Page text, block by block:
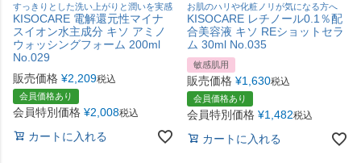
すっきりとした洗い上がりと潤いを実感
KISOCARE 電解還元性マイナ
スイオン水主成分 キソ アミノ
ウォッシングフォーム 200ml
No.029
販売価格 ¥2,209税込
会員価格あり
会員特別価格 ¥2,008税込
カートに入れる
お肌のハリや化粧ノリが気になる方へ
KISOCARE レチノール0.1％配
合美容液 キソ REショットセラ
ム 30ml No.035
敏感肌用
販売価格 ¥1,630税込
会員価格あり
会員特別価格 ¥1,482税込
カートに入れる